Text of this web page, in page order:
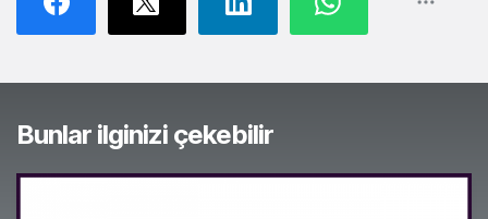
Bunlar ilginizi çekebilir